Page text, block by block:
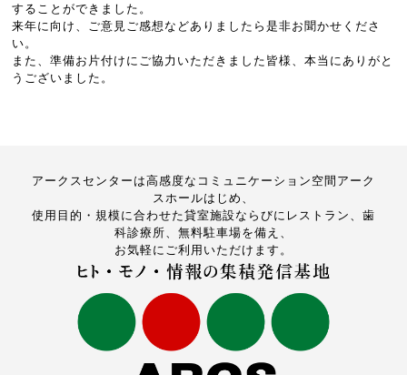
することができました。
来年に向け、ご意見ご感想などありましたら是非お聞かせくださ
い。
また、準備お片付けにご協力いただきました皆様、本当にありがと
うございました。
アークスセンターは高感度なコミュニケーション空間アーク
スホールはじめ、
使用目的・規模に合わせた貸室施設ならびにレストラン、歯
科診療所、無料駐車場を備え、
お気軽にご利用いただけます。